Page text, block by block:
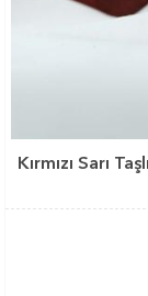
Kırmızı Sarı